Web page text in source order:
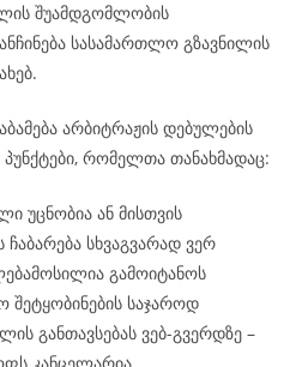
შუამდგომლობის
სასამართლო გზავნილის
არბიტრაჟის დებულების
რომელთა თანახმადაც:
უცნობია ან მისთვის
ჩაბარება სხვაგვარად ვერ
გამოიტანოს
შეტყობინების საჯაროდ
განთავსებას ვებ-გვერდზე –